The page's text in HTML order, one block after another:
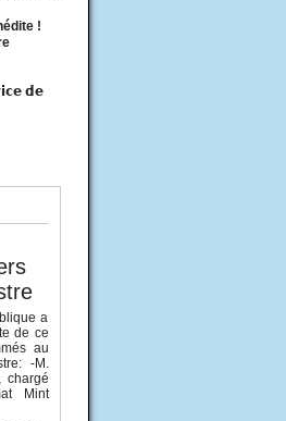
!
𝗱𝗲
a
de ce
au
-M.
chargé
Mint